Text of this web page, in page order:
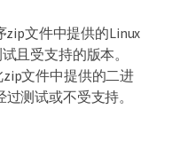
文件中提供的Linux
且受支持的版本。
文件中提供的二进
测试或不受支持。